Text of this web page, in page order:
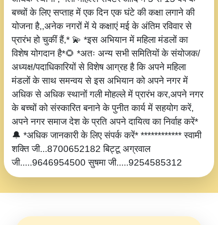
बच्चों के लिए सप्ताह में एक दिन एक घंटे की कक्षा लगाने की
योजना है,,अनेक नगरों में ये कक्षाएं मई के अंतिम रविवार से
प्रारंभ हो चुकीं हैं,* 💫 *इस अभियान में महिला मंडलों का
विशेष योगदान है*🌻 *अतः अन्य सभी समितियों के संयोजक/
अध्यक्ष/पदाधिकारियों से विशेष आग्रह है कि अपने महिला
मंडलों के साथ समन्वय से इस अभियान को अपने नगर में
अधिक से अधिक स्थानों गली मोहल्ले में प्रारंभ कर,अपने नगर
के बच्चों को संस्कारित बनाने के पुनीत कार्य में सहयोग करें,
अपने नगर समाज देश के प्रति अपने दायित्व का निर्वाह करें*
🔔 *अधिक जानकारी के लिए संपर्क करें* ************ स्वामी
शक्ति जी...8700652182 बिट्टू अग्रवाल
जी.....9646954500 सुषमा जी.....9254585312